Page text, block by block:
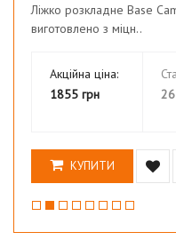
Ліжко розкладне Base
виготовлено з міцн..
Акційна ціна:
1855 грн
КУПИТИ